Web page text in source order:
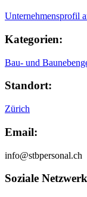
Unternehmensprofil
Kategorien:
Bau- und
Standort:
Zürich
Email:
info@stbpersonal.ch
Soziale